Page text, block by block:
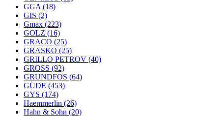
GGA (18)
GIS (2)
Gmax (223)
GOLZ (16)
GRACO (25)
GRASKO (25)
GRILLO PETROV (40)
GROSS (92)
GRUNDFOS (64)
GÜDE (453)
GYS (174)
Haemmerlin (26)
Hahn & Sohn (20)